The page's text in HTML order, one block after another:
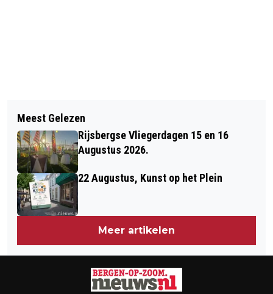
PAS OP VOOR BUIZERDS IN HET
ELSENBOS IN STABROEK
PIETS WEERBERICHT:
WAARSCHUWING VOOR WINDSTOTEN
Meest Gelezen
Rijsbergse Vliegerdagen 15 en 16
Augustus 2026.
22 Augustus, Kunst op het Plein
Meer artikelen